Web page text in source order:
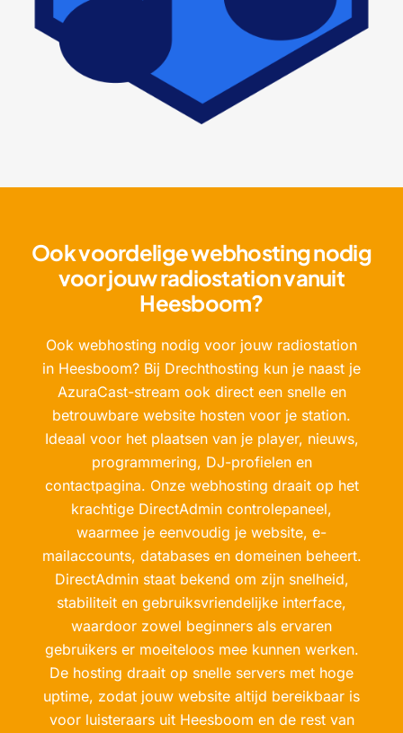
Ook voordelige webhosting nodig
voor jouw radiostation vanuit
Heesboom?
Ook webhosting nodig voor jouw radiostation
in Heesboom? Bij Drechthosting kun je naast je
AzuraCast-stream ook direct een snelle en
betrouwbare website hosten voor je station.
Ideaal voor het plaatsen van je player, nieuws,
programmering, DJ-profielen en
contactpagina. Onze webhosting draait op het
krachtige DirectAdmin controlepaneel,
waarmee je eenvoudig je website, e-
mailaccounts, databases en domeinen beheert.
DirectAdmin staat bekend om zijn snelheid,
stabiliteit en gebruiksvriendelijke interface,
waardoor zowel beginners als ervaren
gebruikers er moeiteloos mee kunnen werken.
De hosting draait op snelle servers met hoge
uptime, zodat jouw website altijd bereikbaar is
voor luisteraars uit Heesboom en de rest van